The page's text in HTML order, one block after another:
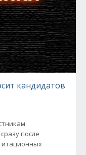
кандидатов
после